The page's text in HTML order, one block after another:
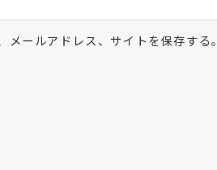
ールアドレス、サイトを保存する。